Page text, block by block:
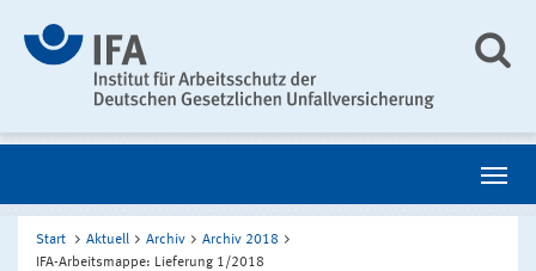
Start Aktuell Archiv
Archiv 2018
IFA-Arbeitsmappe: Lieferung 1/2018